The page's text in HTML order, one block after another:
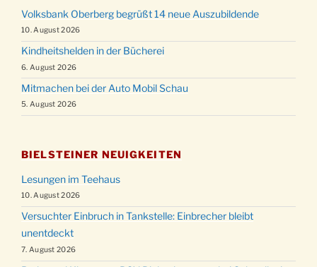
Volksbank Oberberg begrüßt 14 neue Auszubildende
10. August 2026
Kindheitshelden in der Bücherei
6. August 2026
Mitmachen bei der Auto Mobil Schau
5. August 2026
BIELSTEINER NEUIGKEITEN
Lesungen im Teehaus
10. August 2026
Versuchter Einbruch in Tankstelle: Einbrecher bleibt
unentdeckt
7. August 2026